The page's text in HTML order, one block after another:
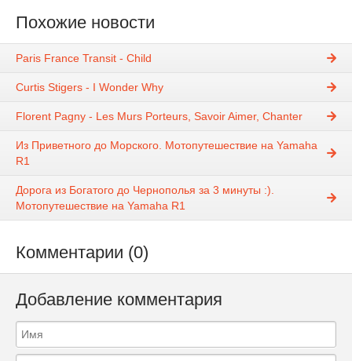
Похожие новости
Paris France Transit - Child
Curtis Stigers - I Wonder Why
Florent Pagny - Les Murs Porteurs, Savoir Aimer, Chanter
Из Приветного до Морского. Мотопутешествие на Yamaha
R1
Дорога из Богатого до Чернополья за 3 минуты :).
Мотопутешествие на Yamaha R1
Комментарии (0)
Добавление комментария